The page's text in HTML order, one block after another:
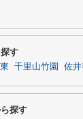
す
千里山竹園 佐
探す